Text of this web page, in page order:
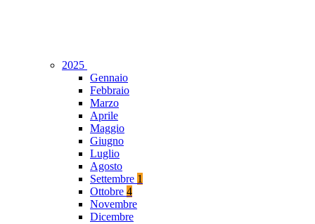
2025
Gennaio
Febbraio
Marzo
Aprile
Maggio
Giugno
Luglio
Agosto
Settembre 1
Ottobre 4
Novembre
Dicembre